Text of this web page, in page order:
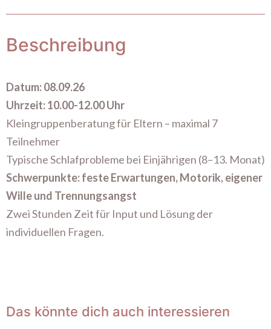
Beschreibung
Datum: 08.09.26
Uhrzeit: 10.00-12.00 Uhr
Kleingruppenberatung für Eltern – maximal 7
Teilnehmer
Typische Schlafprobleme bei Einjährigen (8–13. Monat)
Schwerpunkte: feste Erwartungen, Motorik, eigener
Wille und Trennungsangst
Zwei Stunden Zeit für Input und Lösung der
individuellen Fragen.
Das könnte dich auch interessieren